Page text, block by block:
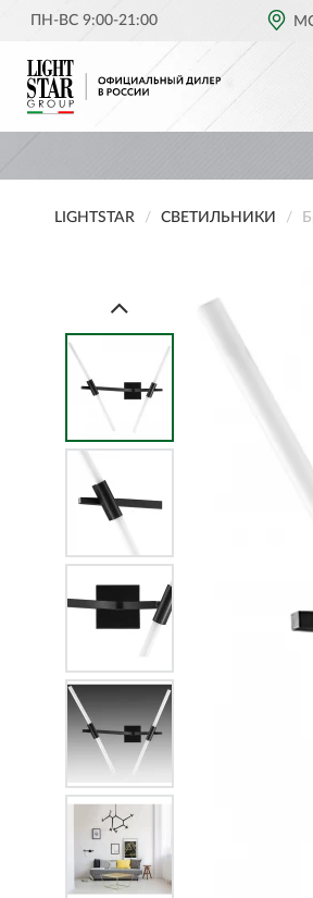
ПН-ВС 9:00-21:00
LIGHTSTAR СВЕТИЛЬНИКИ